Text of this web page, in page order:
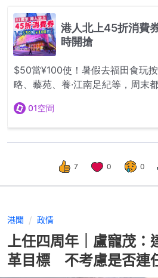
7 0 0
港聞 政情
上任四周年｜盧寵茂：
革目標 不考慮是否連